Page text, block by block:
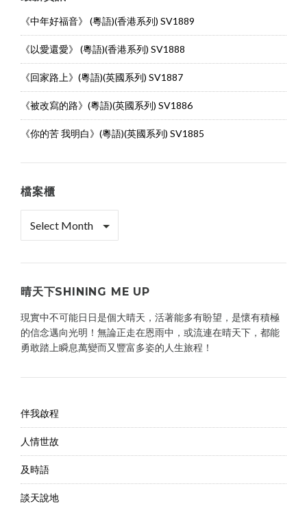
《中年好福音》 (粵語)(香港系列) SV1889
《以愛還愛》 (粵語)(香港系列) SV1888
《回家路上》(粵語)(英國系列) SV1887
《被改寫的路》(粵語)(英國系列) SV1886
《你的苦 我明白》(粵語)(英國系列) SV1885
檔案櫃
晴天下SHINING ME UP
現實中不可能日日是個大晴天，活著能多有盼望，是懷有積極
的信念邁向光明！無論正走在恩雨中，或流連在晴天下，都能
勇敢踏上瞬息萬變而又豐富多姿的人生旅程！
伴我啟程
人情世故
及時語
談天說地